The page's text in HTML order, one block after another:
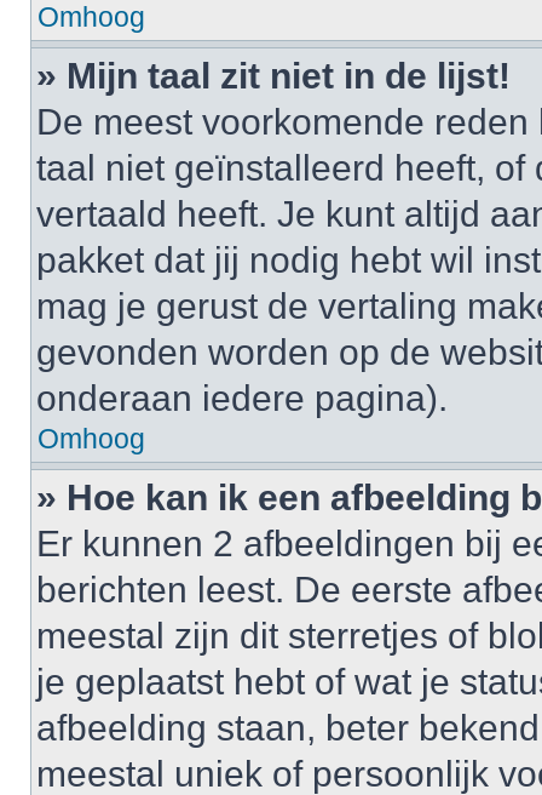
Omhoog
» Mijn taal zit niet in de lijst!
De meest voorkomende
taal niet geïnstalleerd heeft,
vertaald heeft. Je kunt altijd
pakket dat jij nodig hebt wil
mag je gerust de vertaling
gevonden worden op de
onderaan iedere pagina).
Omhoog
» Hoe kan ik een afbeelding
Er kunnen 2 afbeeldingen bij
berichten leest. De eerste
meestal zijn dit sterretjes of
je geplaatst hebt of wat je
afbeelding staan, beter
meestal uniek of persoonlijk